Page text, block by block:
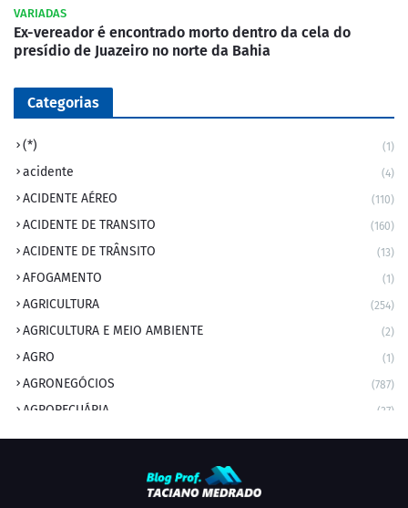
VARIADAS
Ex-vereador é encontrado morto dentro da cela do
presídio de Juazeiro no norte da Bahia
Categorias
(*) (1)
acidente (4)
ACIDENTE AÉREO (110)
ACIDENTE DE TRANSITO (160)
ACIDENTE DE TRÂNSITO (13)
AFOGAMENTO (1)
AGRICULTURA (254)
AGRICULTURA E MEIO AMBIENTE (2)
AGRO (1)
AGRONEGÓCIOS (787)
AGROPECUÁRIA (37)
AMBIENTE (9)
ANIVERSÁRIO DA CIDADE